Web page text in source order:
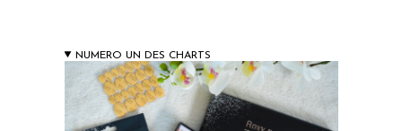
NUMERO UN DES CHARTS